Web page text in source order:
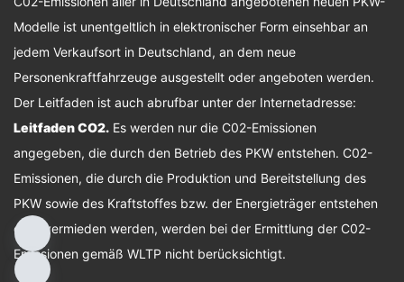
Modelle ist unentgeltlich in elektronischer Form einsehbar an
jedem Verkaufsort in Deutschland, an dem neue
Personenkraftfahrzeuge ausgestellt oder angeboten werden.
Der Leitfaden ist auch abrufbar unter der Internetadresse:
Leitfaden CO2. Es werden nur die C02-Emissionen
angegeben, die durch den Betrieb des PKW entstehen. C02-
Emissionen, die durch die Produktion und Bereitstellung des
PKW sowie des Kraftstoffes bzw. der Energieträger entstehen
oder vermieden werden, werden bei der Ermittlung der C02-
Emissionen gemäß WLTP nicht berücksichtigt.